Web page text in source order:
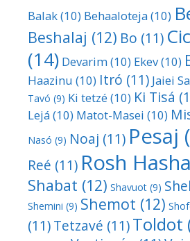
Balak(10) Behaaloteja(10)
Beshalaj (12) Bo (11)
(14) Devarim(10) Ekev(10)
Haazinu (10) Itró (11) Jaiei
Tavó (9) Ki tetzé(10) Ki Tisá
Lejá(10) Matot-Masei (10)
Nasó (9) Noaj (11) Pesaj
Reé (11) Rosh
Shabat (12) Shavuot (9)
Shemini (9) Shemot (12)
(11)Tetzavé (11)Toldot